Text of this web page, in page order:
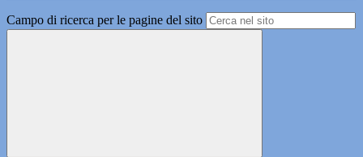
Campo di ricerca per le pagine del sito